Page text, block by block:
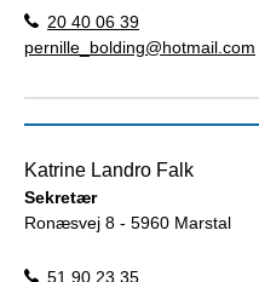
20 40 06 39
pernille_bolding@hotmail.com
Katrine Landro Falk
Sekretær
Ronæsvej 8 - 5960 Marstal
51 90 23 35